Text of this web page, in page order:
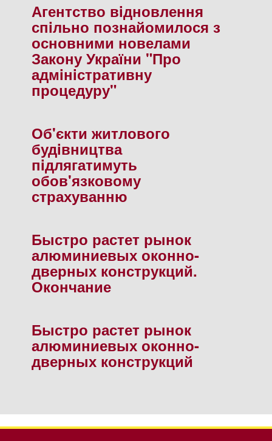
Агентство вiдновлення
спiльно познайомилося з
основними новелами
Закону України "Про
адмiнiстративну
процедуру"
Об'єкти житлового
будiвництва
пiдлягатимуть
обов'язковому
страхуванню
Быстро растет рынок
алюминиевых оконно-
дверных конструкций.
Окончание
Быстро растет рынок
алюминиевых оконно-
дверных конструкций